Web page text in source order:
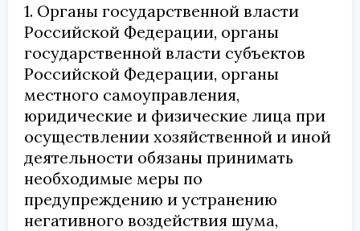
1. Органы государственной власти
Российской Федерации, органы
государственной власти субъектов
Российской Федерации, органы
местного самоуправления,
юридические и физические лица при
осуществлении хозяйственной и иной
деятельности обязаны принимать
необходимые меры по
предупреждению и устранению
негативного воздействия шума,